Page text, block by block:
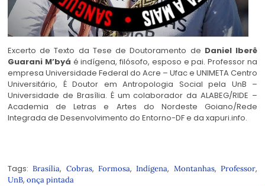
Excerto de Texto da Tese de Doutoramento de Daniel Iberê
Guarani M’byá é indígena, filósofo, esposo e pai. Professor na
empresa Universidade Federal do Acre – Ufac e UNIMETA Centro
Universitário, É Doutor em Antropologia Social pela UnB –
Universidade de Brasília. É um colaborador da ALABEG/RIDE –
Academia de Letras e Artes do Nordeste Goiano/Rede
Integrada de Desenvolvimento do Entorno-DF e da xapuri.info.
Tags:Brasília, Cobras,Formosa,Indígena, Montanhas,Professor,
UnB, onça pintada